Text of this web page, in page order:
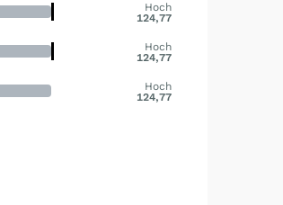
Hoch
124,77
Hoch
124,77
Hoch
124,77